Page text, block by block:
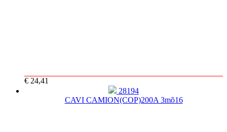
€ 24,41
28194
CAVI CAMION(COP)200A 3mõ16